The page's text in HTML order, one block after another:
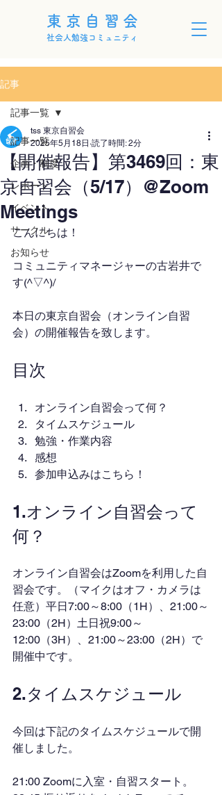
東京自習会
社会人勉強コミュニティ
記事
記事一覧
企画・制度
レポート
イベント
サークル
お知らせ
記事一覧
【開催報告】第3469回：東
京自習会（5/17）@Zoom
Meetings
tss 東京自習会
2025年5月18日 読了時間: 2分
こんにちは！
コミュニティマネージャーの古岩井で
す(^▽^)/
本日の東京自習会（オンライン自習
会）の開催報告を致します。
目次
オンライン自習会って何？
タイムスケジュール
勉強・作業内容
感想
参加申込みはこちら！
1.オンライン自習会って
何？
オンライン自習会はZoomを利用した自
習会です。（マイクはオフ・カメラは
任意）平日7:00～8:00（1H）、21:00～
23:00（2H）土日祝9:00～
12:00（3H）、21:00～23:00（2H）で
開催中です。
2.タイムスケジュール
今回は下記のタイムスケジュールで開
催しました。
21:00 Zoomに入室・自習スタート。